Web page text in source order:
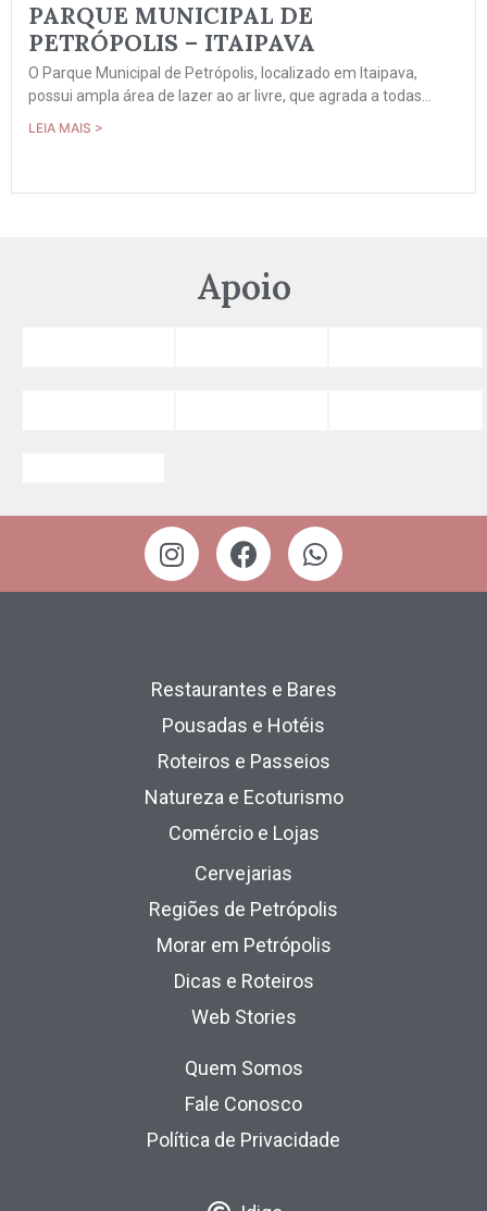
PARQUE MUNICIPAL DE
PETRÓPOLIS – ITAIPAVA
O Parque Municipal de Petrópolis, localizado em Itaipava,
possui ampla área de lazer ao ar livre, que agrada a todas...
LEIA MAIS >
Apoio
Restaurantes e Bares
Pousadas e Hotéis
Roteiros e Passeios
Natureza e Ecoturismo
Comércio e Lojas
Cervejarias
Regiões de Petrópolis
Morar em Petrópolis
Dicas e Roteiros
Web Stories
Quem Somos
Fale Conosco
Política de Privacidade